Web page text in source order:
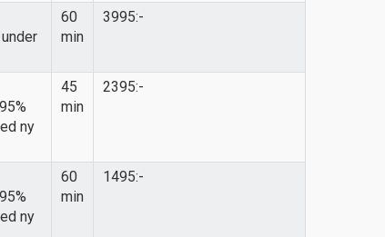
60
min
3995:-
ny
45
min
2395:-
ny
60
min
1495:-